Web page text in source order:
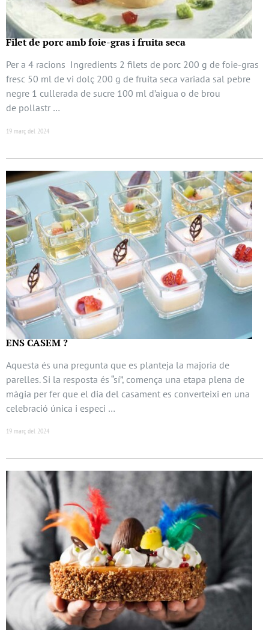
Filet de porc amb foie-gras i fruita seca
Per a 4 racions Ingredients 2 filets de porc 200 g de foie-gras
fresc 50 ml de vi dolç 200 g de fruita seca variada sal pebre
negre 1 cullerada de sucre 100 ml d’aigua o de brou
de pollastr …
19 març del 2024
ENS CASEM ?
Aquesta és una pregunta que es planteja la majoria de
parelles. Si la resposta és “sí”, comença una etapa plena de
màgia per fer que el dia del casament es converteixi en una
celebració única i especi …
19 març del 2024